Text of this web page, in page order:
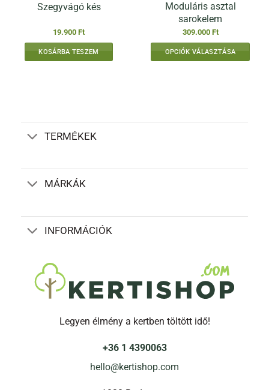
Szegyvágó kés
19.900 Ft
KOSÁRBA TESZEM
Moduláris asztal
sarokelem
309.000 Ft
OPCIÓK VÁLASZTÁSA
a
TERMÉKEK
MÁRKÁK
INFORMÁCIÓK
Legyen élmény a kertben töltött idő!
+36 1 4390063
hello@kertishop.com